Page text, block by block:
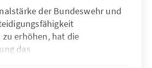
der Bundeswehr und
erhöhen, hat die
das